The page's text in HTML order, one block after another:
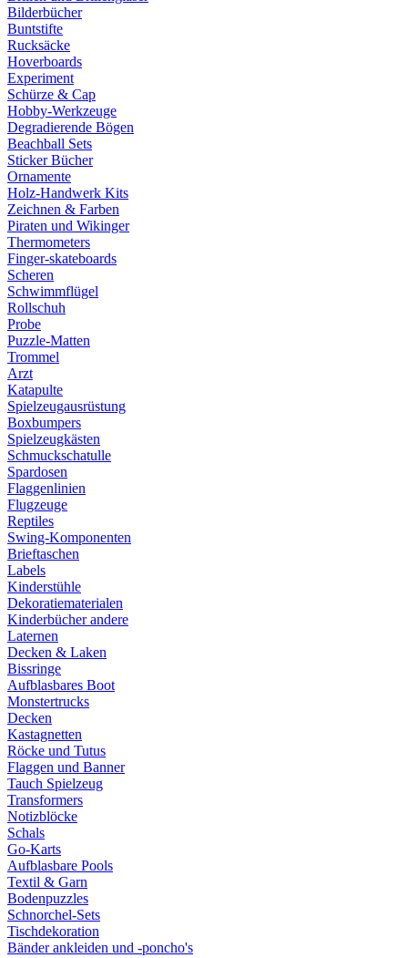
Bilderbücher
Buntstifte
Rucksäcke
Hoverboards
Experiment
Schürze & Cap
Hobby-Werkzeuge
Degradierende Bögen
Beachball Sets
Sticker Bücher
Ornamente
Holz-Handwerk Kits
Zeichnen & Farben
Piraten und Wikinger
Thermometers
Finger-skateboards
Scheren
Schwimmflügel
Rollschuh
Probe
Puzzle-Matten
Trommel
Arzt
Katapulte
Spielzeugausrüstung
Boxbumpers
Spielzeugkästen
Schmuckschatulle
Spardosen
Flaggenlinien
Flugzeuge
Reptiles
Swing-Komponenten
Brieftaschen
Labels
Kinderstühle
Dekoratiematerialen
Kinderbücher andere
Laternen
Decken & Laken
Bissringe
Aufblasbares Boot
Monstertrucks
Decken
Kastagnetten
Röcke und Tutus
Flaggen und Banner
Tauch Spielzeug
Transformers
Notizblöcke
Schals
Go-Karts
Aufblasbare Pools
Textil & Garn
Bodenpuzzles
Schnorchel-Sets
Tischdekoration
Bänder ankleiden und -poncho's